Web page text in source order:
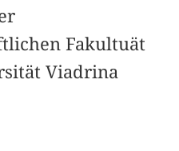
Fakultuät
Viadrina